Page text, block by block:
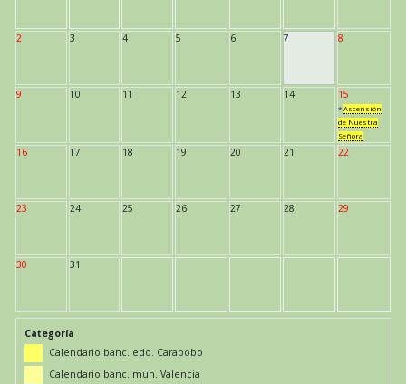
2 3 4 5 6 7 8
9 10 11 12 13 14 15
* Ascensión
de Nuestra
Señora
16 17 18 19 20 21 22
23 24 25 26 27 28 29
30 31
Categoría
Calendario banc. edo. Carabobo
Calendario banc. mun. Valencia